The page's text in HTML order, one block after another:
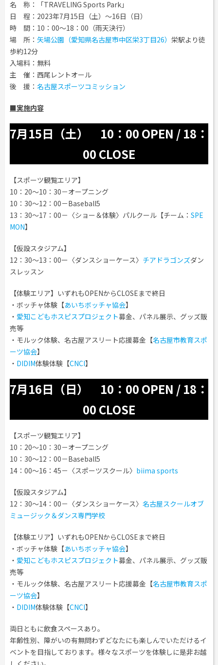
Community Development Business
名 称：「TRAVELING Sports Park」
日 程：2023年7月15日（土）～16日（日）
時 間：10：00～18：00（雨天決行）
場 所： 矢場公園（愛知県名古屋市中区栄3丁目26） 栄駅より徒
歩約12分
入場料：無料
主 催：西尾レントオール
後 援： 名古屋スポーツコミッション
■実施内容
7月15日（土）
10：00 OPEN / 18：
00 CLOSE
【スポーツ観覧エリア】
10：20～10：30－オープニング
10：30～12：00－Baseball5
13：30～17：00－〈ショー＆体験〉パルクール【チーム： SPE
MON】
【仮設スタジアム】
12：30～13：00ー〈ダンスショーケース〉 チアドラゴンズダン
スレッスン
【体験エリア】いずれもOPENからCLOSEまで終日
・ボッチャ体験【あいちボッチャ協会】
・ 愛知こどもホスピスプロジェクト募金、パネル展示、グッズ販
売等
・モルック体験、名古屋アスリート応援募金【名古屋市教育スポ
ーツ協会】
・ DIDIM体験体験【CNCI】
7月16日（日） 10：00 OPEN / 18：
00 CLOSE
【スポーツ観覧エリア】
10：20～10：30－オープニング
10：30～12：00－Baseball5
14：00～16：45－〈スポーツスクール〉 biima sports
【仮設スタジアム】
12：30～14：00－〈ダンスショーケース〉 名古屋スクールオブ
ミュージック＆ダンス専門学校
【体験エリア】いずれもOPENからCLOSEまで終日
・ボッチャ体験【あいちボッチャ協会】
・ 愛知こどもホスピスプロジェクト募金、パネル展示、グッズ販
売等
・モルック体験、名古屋アスリート応援募金【名古屋市教育スポ
ーツ協会】
・ DIDIM体験体験【CNCI】
両日ともに飲食スペースあり。
年齢性別、障がいの有無問わずどなたにも楽しんでいただけるイ
ベントを目指しております。様々なスポーツを体験しに是非お越